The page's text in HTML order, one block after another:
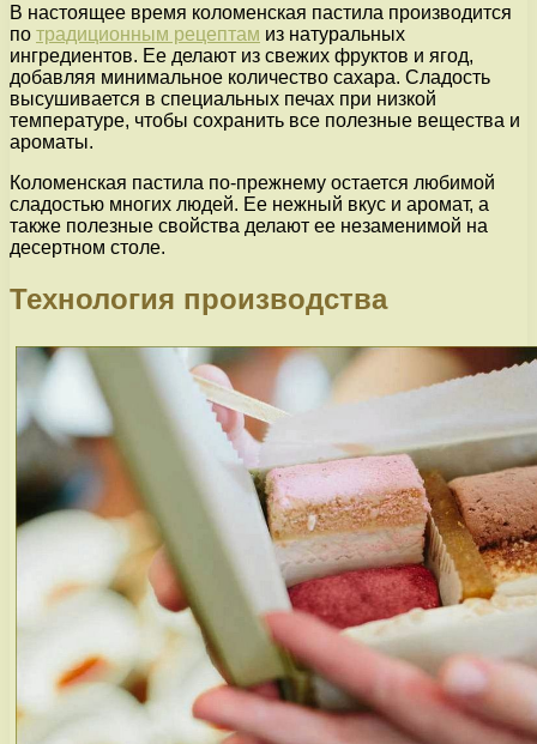
В настоящее время коломенская пастила производится
по традиционным рецептам из натуральных
ингредиентов. Ее делают из свежих фруктов и ягод,
добавляя минимальное количество сахара. Сладость
высушивается в специальных печах при низкой
температуре, чтобы сохранить все полезные вещества и
ароматы.
Коломенская пастила по-прежнему остается любимой
сладостью многих людей. Ее нежный вкус и аромат, а
также полезные свойства делают ее незаменимой на
десертном столе.
Технология производства